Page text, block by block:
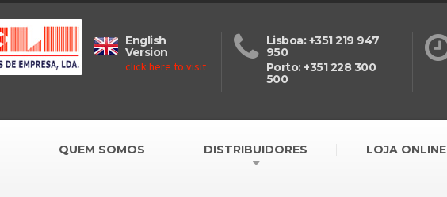
English
Version
click here to visit
Lisboa: +351 219 947
950
Porto: +351 228 300
500
QUEM SOMOS DISTRIBUIDORES LOJA ONLINE